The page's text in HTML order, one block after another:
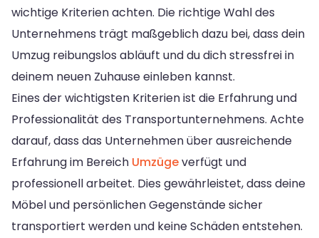
wichtige Kriterien achten. Die richtige Wahl des
Unternehmens trägt maßgeblich dazu bei, dass dein
Umzug reibungslos abläuft und du dich stressfrei in
deinem neuen Zuhause einleben kannst.
Eines der wichtigsten Kriterien ist die Erfahrung und
Professionalität des Transportunternehmens. Achte
darauf, dass das Unternehmen über ausreichende
Erfahrung im Bereich Umzügeverfügt und
professionell arbeitet. Dies gewährleistet, dass deine
Möbel und persönlichen Gegenstände sicher
transportiert werden und keine Schäden entstehen.